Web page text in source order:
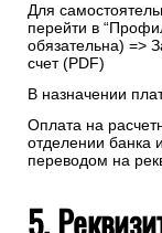
Для
перейти в
обязательна) =>
счет (PDF)
В назначении
Оплата на
отделении банка
переводом на
5.